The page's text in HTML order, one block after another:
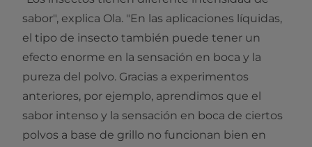
sabor", explica Ola. "En las aplicaciones líquidas,
el tipo de insecto también puede tener un
efecto enorme en la sensación en boca y la
pureza del polvo. Gracias a experimentos
anteriores, por ejemplo, aprendimos que el
sabor intenso y la sensación en boca de ciertos
polvos a base de grillo no funcionan bien en